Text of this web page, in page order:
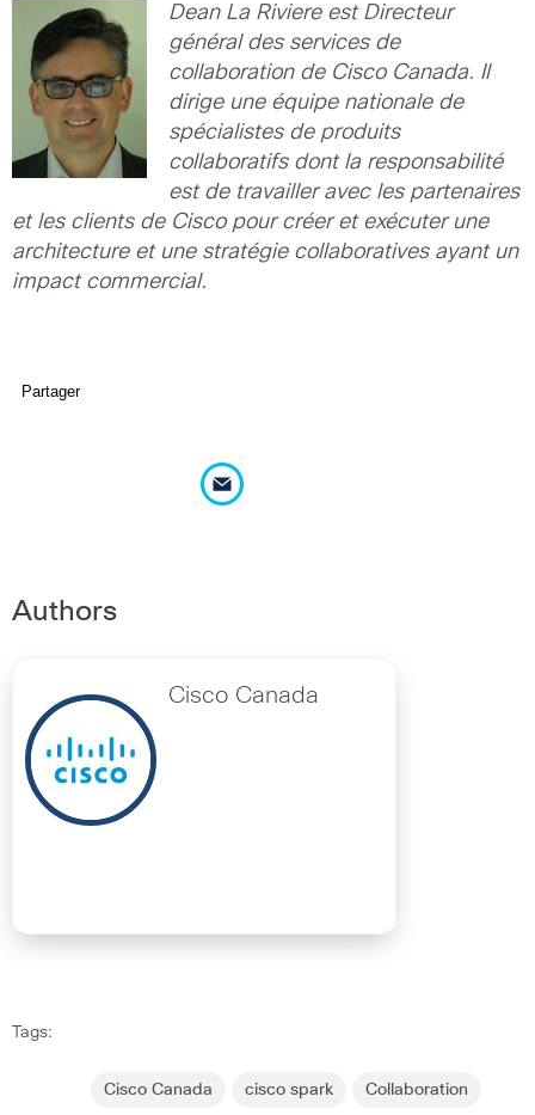
Dean La Riviere est Directeur
général des services de
collaboration de Cisco Canada. Il
dirige une équipe nationale de
spécialistes de produits
collaboratifs dont la responsabilité
est de travailler avec les partenaires
et les clients de Cisco pour créer et exécuter une
architecture et une stratégie collaboratives ayant un
impact commercial.
Partager
Authors
Cisco Canada
Tags:
Cisco Canada cisco spark Collaboration